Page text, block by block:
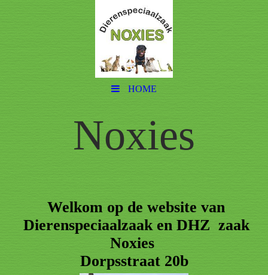
HOME
Noxies
Welkom op de website van
Dierenspeciaalzaak en DHZ zaak
Noxies
Dorpsstraat 20b